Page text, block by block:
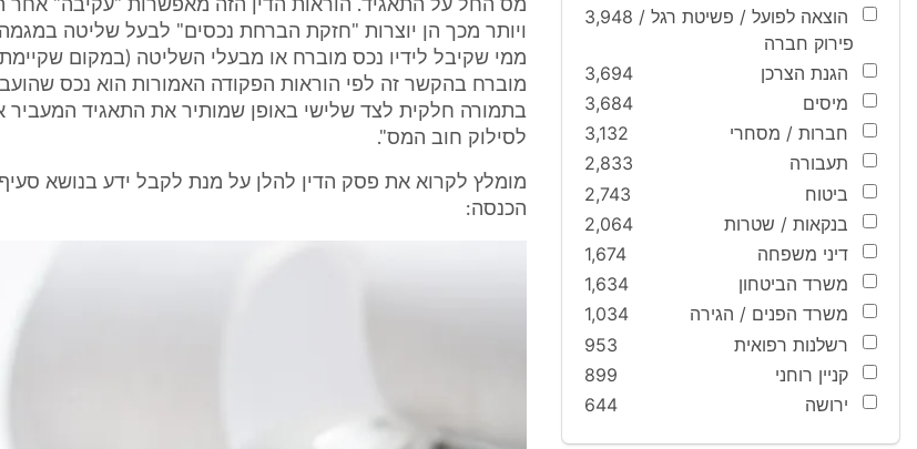
הוצאה לפועל / פשיטת רגל /
פירוק חברה
3,948
הגנת הצרכן
3,694
מיסים
3,684
חברות / מסחרי
3,132
תעבורה
2,833
ביטוח
2,743
בנקאות / שטרות
2,064
דיני משפחה
1,674
משרד הביטחון
1,634
משרד הפנים / הגירה
1,034
רשלנות רפואית
953
קניין רוחני
899
ירושה
644
מס החל על התאגיד. הוראות הדין הזה מאפשרות "עקיבה" אחר
ויותר מכך הן יוצרות "חזקת הברחת נכסים" לבעל שליטה
ממי שקיבל לידיו נכס מוברח או מבעלי השליטה (במקום
מוברח בהקשר זה לפי הוראות הפקודה האמורות הוא נכס
בתמורה חלקית לצד שלישי באופן שמותיר את התאגיד המעביר
לסילוק חוב המס".
הכנסה: